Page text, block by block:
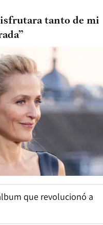
tanto de mi
que revolucionó a